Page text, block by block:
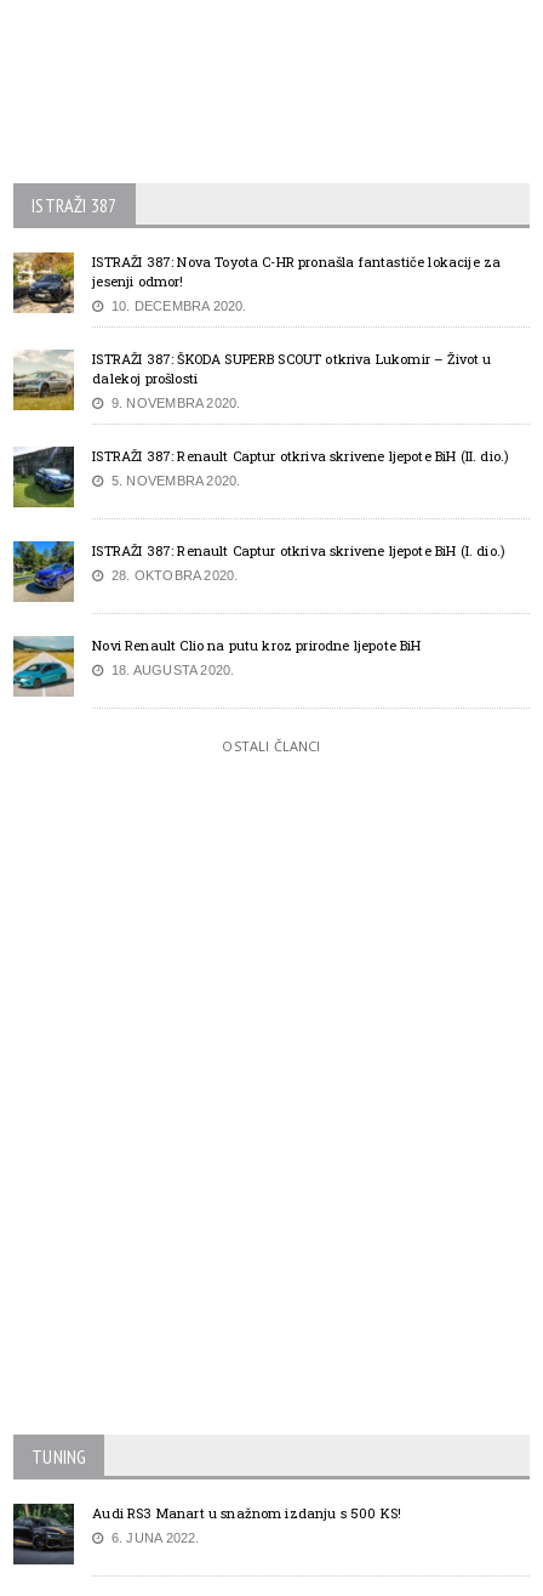
ISTRAŽI 387
ISTRAŽI 387: Nova Toyota C-HR pronašla fantastiče lokacije za
jesenji odmor!
10. DECEMBRA 2020.
ISTRAŽI 387: ŠKODA SUPERB SCOUT otkriva Lukomir – Život u
dalekoj prošlosti
9. NOVEMBRA 2020.
ISTRAŽI 387: Renault Captur otkriva skrivene ljepote BiH (II. dio.)
5. NOVEMBRA 2020.
ISTRAŽI 387: Renault Captur otkriva skrivene ljepote BiH (I. dio.)
28. OKTOBRA 2020.
Novi Renault Clio na putu kroz prirodne ljepote BiH
18. AUGUSTA 2020.
OSTALI ČLANCI
TUNING
Audi RS3 Manart u snažnom izdanju s 500 KS!
6. JUNA 2022.